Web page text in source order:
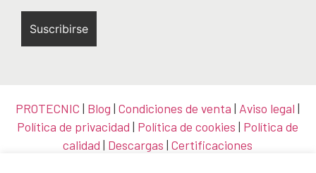
PROTECNIC | Blog | Condiciones de venta | Aviso legal |
Política de privacidad | Política de cookies | Política de
calidad | Descargas | Certificaciones